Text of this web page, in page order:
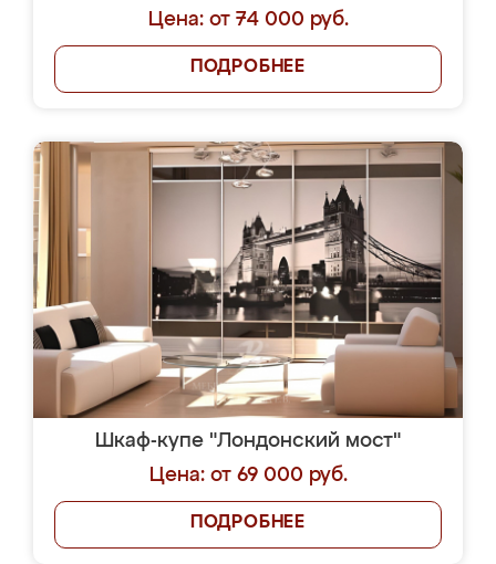
Цена: от 74 000 руб.
ПОДРОБНЕЕ
Шкаф-купе "Лондонский мост"
Цена: от 69 000 руб.
ПОДРОБНЕЕ